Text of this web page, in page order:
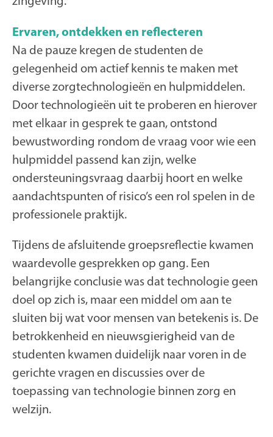
Ervaren, ontdekken en reflecteren
Na de pauze kregen de studenten de
gelegenheid om actief kennis te maken met
diverse zorgtechnologieën en hulpmiddelen.
Door technologieën uit te proberen en hierover
met elkaar in gesprek te gaan, ontstond
bewustwording rondom de vraag voor wie een
hulpmiddel passend kan zijn, welke
ondersteuningsvraag daarbij hoort en welke
aandachtspunten of risico’s een rol spelen in de
professionele praktijk.
Tijdens de afsluitende groepsreflectie kwamen
waardevolle gesprekken op gang. Een
belangrijke conclusie was dat technologie geen
doel op zich is, maar een middel om aan te
sluiten bij wat voor mensen van betekenis is. De
betrokkenheid en nieuwsgierigheid van de
studenten kwamen duidelijk naar voren in de
gerichte vragen en discussies over de
toepassing van technologie binnen zorg en
welzijn.